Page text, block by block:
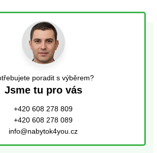
poradit s výběrem?
Jsme tu pro vás
+420 608 278 809
+420 608 278 089
info@nabytok4you.cz